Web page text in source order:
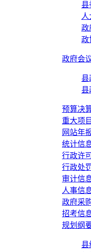
县
政
政
政府会
县
县
预算决
重大项目
网站年
统计信
行政许
行政处
审计信
人事信
政府采
招考信
规划纲
县